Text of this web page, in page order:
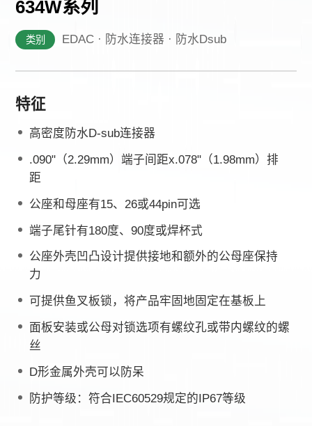
634W系列
类别 EDAC · 防水连接器 · 防水Dsub
特征
高密度防水D-sub连接器
.090"（2.29mm）端子间距x.078"（1.98mm）排
距
公座和母座有15、26或44pin可选
端子尾针有180度、90度或焊杯式
公座外壳凹凸设计提供接地和额外的公母座保持
力
可提供鱼叉板锁，将产品牢固地固定在基板上
面板安装或公母对锁选项有螺纹孔或带内螺纹的螺
丝
D形金属外壳可以防呆
防护等级：符合IEC60529规定的IP67等级